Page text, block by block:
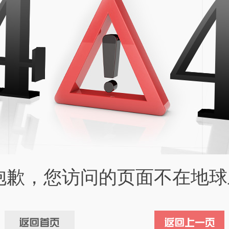
歉，您访问的页面不在地